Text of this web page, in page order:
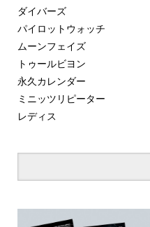
ダイバーズ
パイロットウォッチ
ムーンフェイズ
トゥールビヨン
永久カレンダー
ミニッツリピーター
レディス